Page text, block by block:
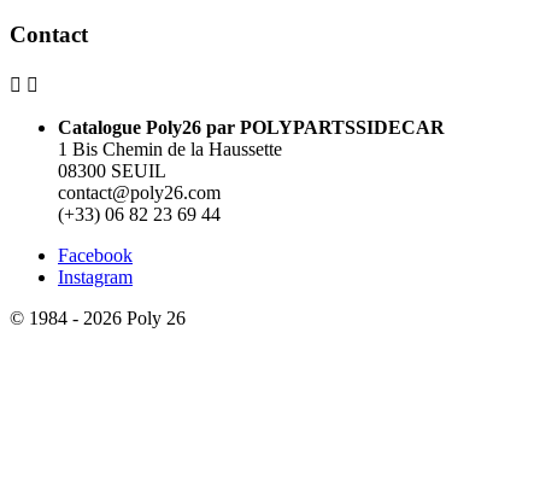
Contact
 
Catalogue Poly26 par POLYPARTSSIDECAR
1 Bis Chemin de la Haussette
08300 SEUIL
contact@poly26.com
(+33) 06 82 23 69 44
Facebook
Instagram
© 1984 - 2026 Poly 26